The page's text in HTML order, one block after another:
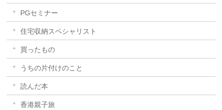
PGセミナー
住宅収納スペシャリスト
買ったもの
うちの片付けのこと
読んだ本
香港親子旅